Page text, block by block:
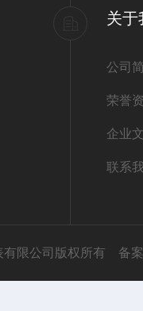
关于
公司
荣誉
企业
联系
有限公司版权所有 备